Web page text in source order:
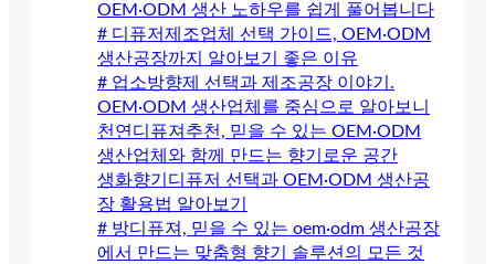
OEM·ODM 생산 노하우를 쉽게 풀어봅니다
# 디퓨저제조업체 선택 가이드, OEM·ODM
생산공장까지 알아보기 좋은 이유
# 업소방향제 선택과 제조공장 이야기.
OEM·ODM 생산업체를 중심으로 알아보니
천연디퓨져추천, 믿을 수 있는 OEM·ODM
생산업체와 함께 만드는 향기로운 공간
생화향기디퓨저 선택과 OEM·ODM 생산공
장 활용법 알아보기
# 방디퓨져, 믿을 수 있는 oem·odm 생산공장
에서 만드는 맞춤형 향기 솔루션의 모든 것